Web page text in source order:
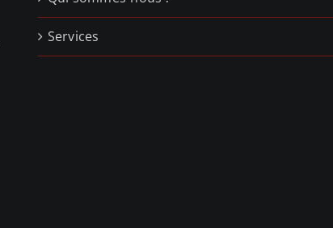
Services